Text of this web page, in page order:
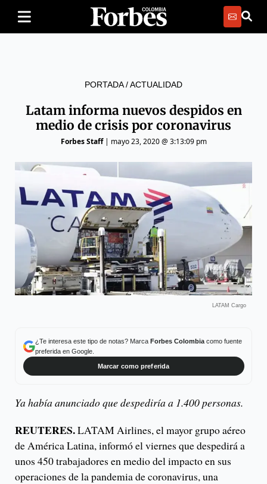
PORTADA/ACTUALIDAD
Latam informa nuevos despidos en
medio de crisis por coronavirus
Forbes Staff| mayo 23, 2020 @ 3:13:09 pm
LATAM Cargo
¿Te interesa este tipo de notas? Marca Forbes Colombiacomo fuente
preferida en Google.
Marcar como preferida
Ya había anunciado que despediría a 1.400 personas.
REUTERES.LATAM Airlines, el mayor grupo aéreo
de América Latina, informó el viernes que despedirá a
unos 450 trabajadores en medio del impacto en sus
operaciones de la pandemia de coronavirus, una